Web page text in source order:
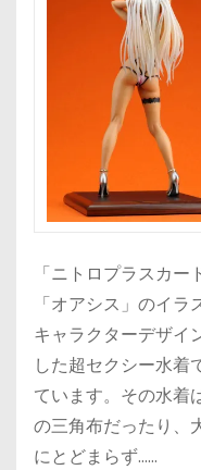
「ニトロプラスカ
「オアシス」のイラ
キャラクターデザイ
した超セクシー水着
ています。その水着
の三角布だったり、
にとどまらず……